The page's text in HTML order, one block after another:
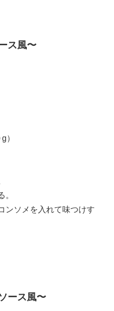
ス風〜
）
。
ンソメを入れて味つけす
ース風〜